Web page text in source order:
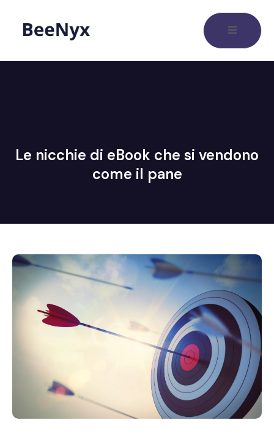
Le nicchie di eBook che si vendono
come il pane